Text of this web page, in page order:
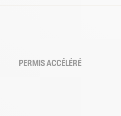
PERMIS ACCÉLÉRÉ